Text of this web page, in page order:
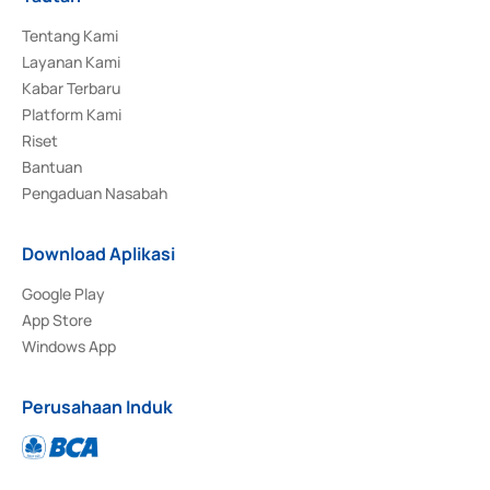
Tentang Kami
Layanan Kami
Kabar Terbaru
Platform Kami
Riset
Bantuan
Pengaduan Nasabah
Download Aplikasi
Google Play
App Store
Windows App
Perusahaan Induk